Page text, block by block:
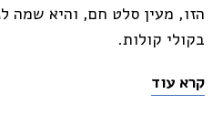
הזו, מעין סלט חם, והיא שמה
בקולי קולות.
קרא עוד